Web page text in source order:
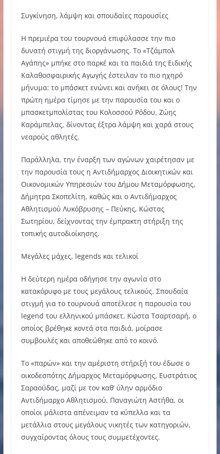
Συγκίνηση, λάμψη και σπουδαίες παρουσίες
Η πρεμιέρα του τουρνουά επιφύλασσε την πιο
δυνατή στιγμή της διοργάνωσης. Το «Τζάμπολ
Αγάπης» μπήκε στο παρκέ και τα παιδιά της Ειδικής
Καλαθοσφαιρικής Αγωγής έστειλαν το πιο ηχηρό
μήνυμα: το μπάσκετ ενώνει και ανήκει σε όλους! Την
πρώτη ημέρα τίμησε με την παρουσία του και ο
μπασκετμπολίστας του Κολοσσού Ρόδου, Ζώης
Καράμπελας, δίνοντας έξτρα λάμψη και χαρά στους
νεαρούς αθλητές.
Παράλληλα, την έναρξη των αγώνων χαιρέτησαν με
την παρουσία τους η Αντιδήμαρχος Διοικητικών και
Οικονομικών Υπηρεσιών του Δήμου Μεταμόρφωσης,
Δήμητρα Σκοπελίτη, καθώς και ο Αντιδήμαρχος
Αθλητισμού Λυκόβρυσης – Πεύκης, Κώστας
Σωτηρίου, δείχνοντας την έμπρακτη στήριξη της
τοπικής αυτοδιοίκησης.
Μεγάλες μάχες, legends και τελικοί
Η δεύτερη ημέρα οδήγησε την αγωνία στο
κατακόρυφο με τους μεγάλους τελικούς. Σπουδαία
στιγμή για το τουρνουά αποτέλεσε η παρουσία του
legend του ελληνικού μπάσκετ, Κώστα Τσαρτσαρή, ο
οποίος βρέθηκε κοντά στα παιδιά, μοίρασε
συμβουλές και αποθεώθηκε από το κοινό.
Το «παρών» και την αμέριστη στήριξή του έδωσε ο
οικοδεσπότης Δήμαρχος Μεταμόρφωσης, Ευστράτιος
Σαραούδας, μαζί με τον καθ’ ύλην αρμόδιο
Αντιδήμαρχο Αθλητισμού, Παναγιώτη Αστήθα, οι
οποίοι μάλιστα απένειμαν τα κύπελλα και τα
μετάλλια στους μεγάλους νικητές των κατηγοριών,
συγχαίροντας όλους τους συμμετέχοντες.